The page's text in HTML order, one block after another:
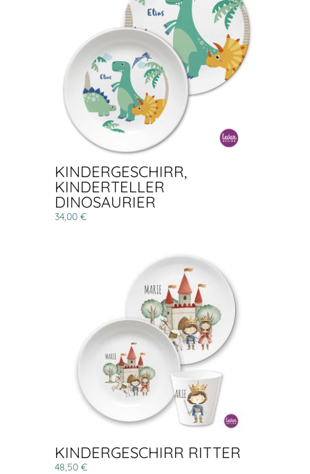
KINDERGESCHIRR,
KINDERTELLER
DINOSAURIER
34,00 €
KINDERGESCHIRR RITTER
48,50 €